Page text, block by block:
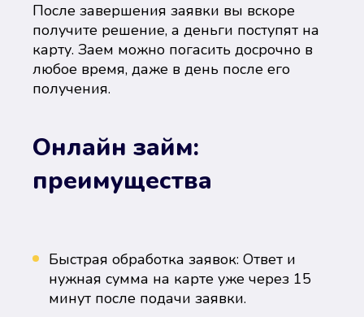
После завершения заявки вы вскоре
получите решение, а деньги поступят на
карту. Заем можно погасить досрочно в
любое время, даже в день после его
получения.
Онлайн займ:
преимущества
Быстрая обработка заявок: Ответ и
нужная сумма на карте уже через 15
минут после подачи заявки.